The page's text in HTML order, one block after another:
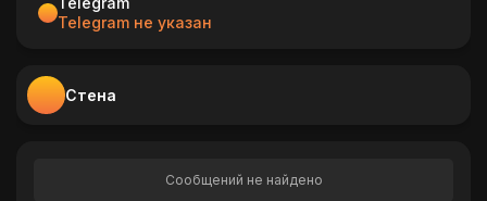
Telegram не указан
Стена
Сообщений не найдено